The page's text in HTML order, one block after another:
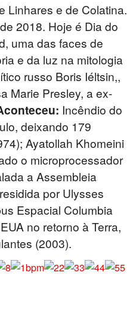
Linhares e de Colatina.
2018. Hoje é Dia do
uma das faces de
e da luz na mitologia
russo Boris Iéltsin,,
Marie Presley, a ex-
Incêndio do
deixando 179
Ayatollah Khomeini
o microprocessador
a Assembleia
por Ulysses
Espacial Columbia
no retorno à Terra,
(2003).